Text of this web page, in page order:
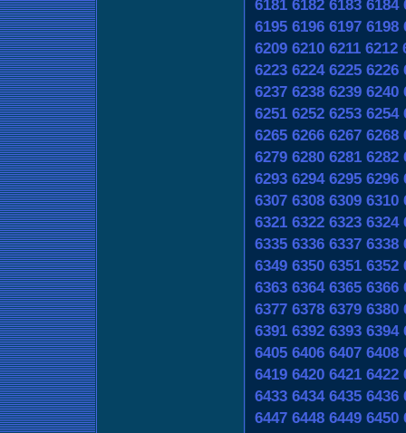
6181 6182 6183 6184
6195 6196 6197 6198
6209 6210 6211 6212
6223 6224 6225 6226
6237 6238 6239 6240
6251 6252 6253 6254
6265 6266 6267 6268
6279 6280 6281 6282
6293 6294 6295 6296
6307 6308 6309 6310
6321 6322 6323 6324
6335 6336 6337 6338
6349 6350 6351 6352
6363 6364 6365 6366
6377 6378 6379 6380
6391 6392 6393 6394
6405 6406 6407 6408
6419 6420 6421 6422
6433 6434 6435 6436
6447 6448 6449 6450